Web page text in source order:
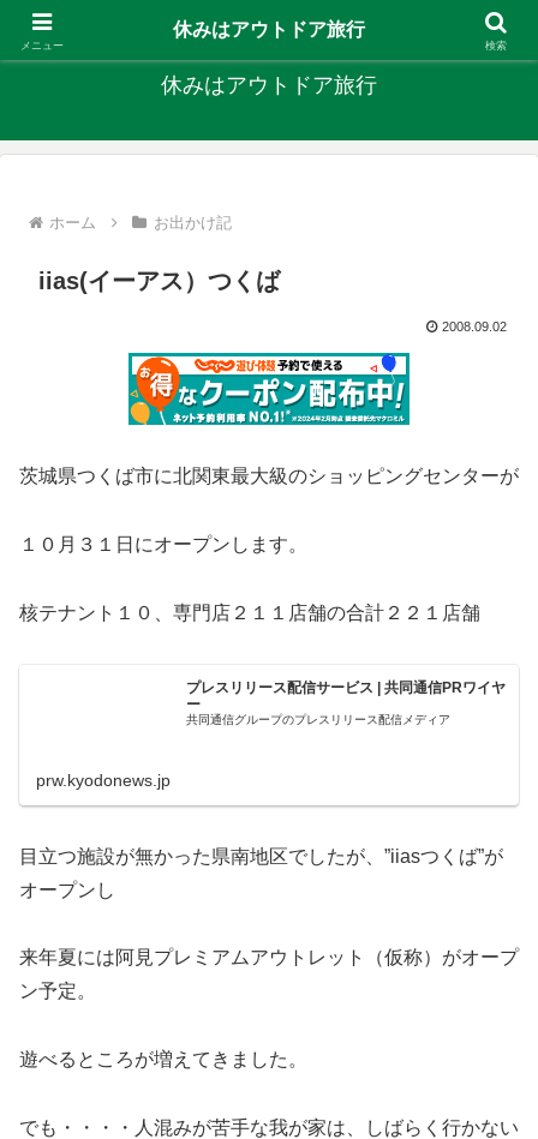
キャンプ、釣り、旅行など外遊びを楽しんでます
休みはアウトドア旅行
ホーム お出かけ記
iias(イーアス）つくば
2008.09.02
茨城県つくば市に北関東最大級のショッピングセンターが
１０月３１日にオープンします。
核テナント１０、専門店２１１店舗の合計２２１店舗
プレスリリース配信サービス | 共同通信PRワイヤ
ー
共同通信グループのプレスリリース配信メディア
prw.kyodonews.jp
目立つ施設が無かった県南地区でしたが、”iiasつくば”が
オープンし
来年夏には阿見プレミアムアウトレット（仮称）がオープ
ン予定。
遊べるところが増えてきました。
でも・・・・人混みが苦手な我が家は、しばらく行かない
メニュー
休みはアウトドア旅行
検索